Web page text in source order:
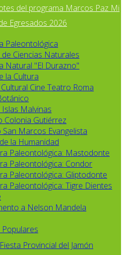
del programa Marcos Paz Mi
Egresados 2026
Paleontológica
Ciencias Naturales
Natural "El Durazno"
la Cultura
Cine Teatro Roma
Malvinas
Colonia Gutiérrez
San Marcos Evangelista
la Humanidad
Paleontológica: Mastodonte
Paleontológica: Condor
Paleontológica: Gliptodonte
Paleontológica: Tigre Dientes
a Nelson Mandela
Populares
Fiesta Provincial del Jamón